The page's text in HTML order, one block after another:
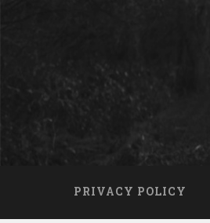
PRIVACY POLICY